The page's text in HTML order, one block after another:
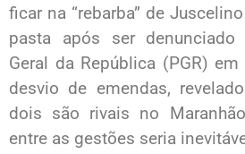
ficar na “rebarba” de
pasta após ser denunciado
Geral da República (PGR)
desvio de emendas,
dois são rivais no
entre as gestões seria